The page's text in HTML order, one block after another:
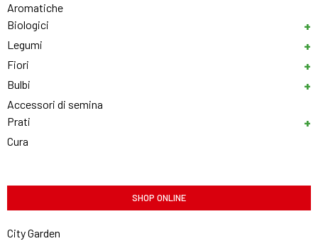
Aromatiche
Biologici
Legumi
Fiori
Bulbi
Accessori di semina
Prati
Cura
SHOP ONLINE
City Garden